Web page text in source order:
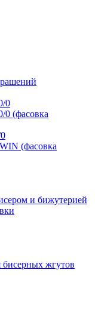
0
0 (фасовка
(фасовка
и бижутерией
бисерных жгутов